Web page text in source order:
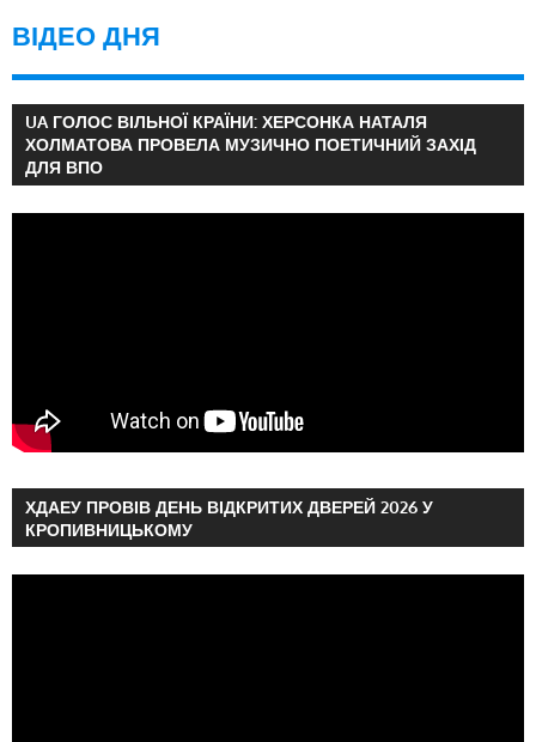
ВІДЕО ДНЯ
UA ГОЛОС ВІЛЬНОЇ КРАЇНИ: ХЕРСОНКА НАТАЛЯ
ХОЛМАТОВА ПРОВЕЛА МУЗИЧНО ПОЕТИЧНИЙ ЗАХІД
ДЛЯ ВПО
ХДАЕУ ПРОВІВ ДЕНЬ ВІДКРИТИХ ДВЕРЕЙ 2026 У
КРОПИВНИЦЬКОМУ